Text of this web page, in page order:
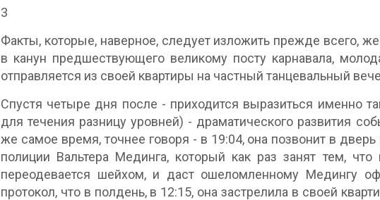
3
Факты, которые, наверное, следует изложить прежде всего,
в канун предшествующего великому посту карнавала,
отправляется из своей квартиры на частный танцевальный
Спустя четыре дня после - приходится выразиться именно
для течения разницу уровней) - драматического развития
же самое время, точнее говоря - в 19:04, она позвонит в
полиции Вальтера Мединга, который как раз занят тем,
переодевается шейхом, и даст ошеломленному Медингу
протокол, что в полдень, в 12:15, она застрелила в своей